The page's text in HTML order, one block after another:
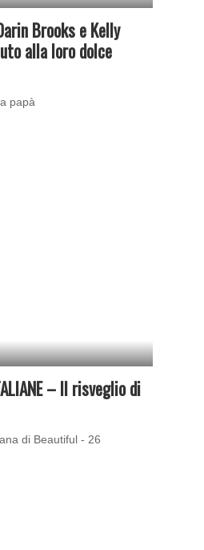
Brooks e Kelly
alla loro dolce
papà
– Il risveglio di
di Beautiful - 26